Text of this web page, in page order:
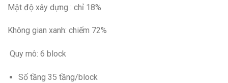
Mật độ xây dựng : chỉ 18%
Không gian xanh: chiếm 72%
Quy mô: 6 block
Số tầng 35 tầng/block